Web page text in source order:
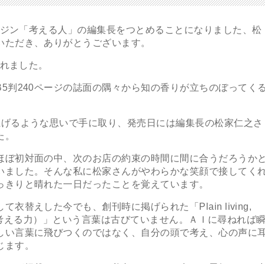
「考える人」の編集長をつとめることになりました、松
だき、ありがとうございます。
ました。
240ページの誌面の隅々から知の香りが立ちのぼってく
るような思いで手に取り、発売日には編集長の松家仁之さ
初対面の中、次のお店の約束の時間に間に合うだろうか
した。そんな私に松家さんがやわらかな笑顔で接してく
りと晴れた一日だったことを覚えています。
衣替えした今でも、創刊時に掲げられた「Plain living,
る力）」という言葉は古びていません。ＡＩに尋ねれば
言葉に飛びつくのではなく、自分の頭で考え、心の声に
す。